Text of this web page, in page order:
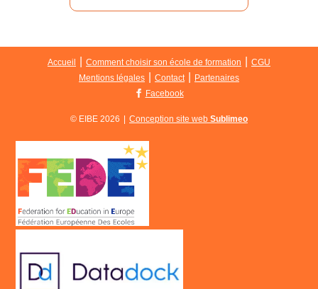
Accueil Comment choisir son école de formation
CGU
Mentions légales
Contact
Partenaires
Facebook
© EIBE 2026 Conception site web Sublimeo